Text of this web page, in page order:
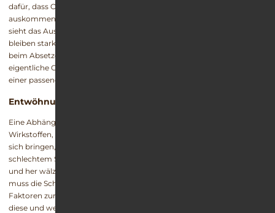
dafür, dass Organismus und Verstand nicht mehr ohne die Substanz
auskommen. Damit weder Körper noch Geist überfordert werden,
sieht das Ausschleichen eine langsame Dosisreduktion vor. Dadurch
bleiben starke Zolpidem-Entzugserscheinungen meist aus. Treten
beim Absetzen doch unerwünschte Symptome auf, sei es durch die
eigentliche Grunderkrankung oder durch den Entzug, werden sie mit
einer passenden Alternativmedikation behandelt.
Entwöhnungsphase
Eine Abhängigkeit von Z-Substanzen, Benzodiazepinen oder anderen
Wirkstoffen, die eine Beeinflussung des zentralen Nervensystems mit
sich bringen, hat meist mehrere Ursachen. Wer beispielsweise unter
schlechtem Schlaf leidet oder sich nachts stundenlang im Bett hin
und her wälzt, hat oftmals kein rein physisches Problem. Vielmehr
muss die Schlafstörung auf psychische Auslöser oder äußere
Faktoren zurückgeführt werden. In der Entwöhnungsphase werden
diese und weitere mögliche Ursachen im Rahmen einer intensiven